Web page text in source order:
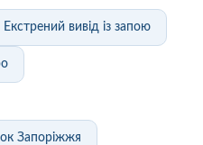
Екстрений вивід із запою
Запоріжжя